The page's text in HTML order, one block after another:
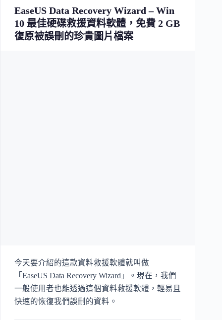
EaseUS Data Recovery Wizard – Win
10 最佳硬碟救援資料軟體，免費 2 GB
復原被誤刪的珍貴圖片檔案
今天要介紹的這款資料救援軟體就叫做
「EaseUS Data Recovery Wizard」。現在，我們
一般使用者也能透過這個資料救援軟體，輕易且
快速的恢復我們誤刪的資料。